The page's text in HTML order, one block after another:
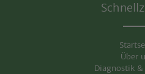
Über
Diagnostik